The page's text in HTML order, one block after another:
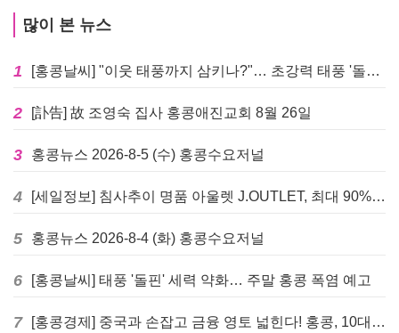
많이 본 뉴스
1 [홍콩날씨] "이웃 태풍까지 삼키나?"… 초강력 태풍 '돌핀' 세력 재확장
2 [訃告] 故 조영숙 집사 홍콩애진교회 8월 26일
3 홍콩뉴스 2026-8-5 (수) 홍콩수요저널
4 [세일정보] 침사추이 명품 아울렛 J.OUTLET, 최대 90% 빅 세일 진행
5 홍콩뉴스 2026-8-4 (화) 홍콩수요저널
6 [홍콩날씨] 태풍 '돌핀' 세력 약화… 주말 홍콩 폭염 예고
7 [홍콩경제] 중국과 손잡고 금융 영토 넓힌다! 홍콩, 10대 신규 정책 발표